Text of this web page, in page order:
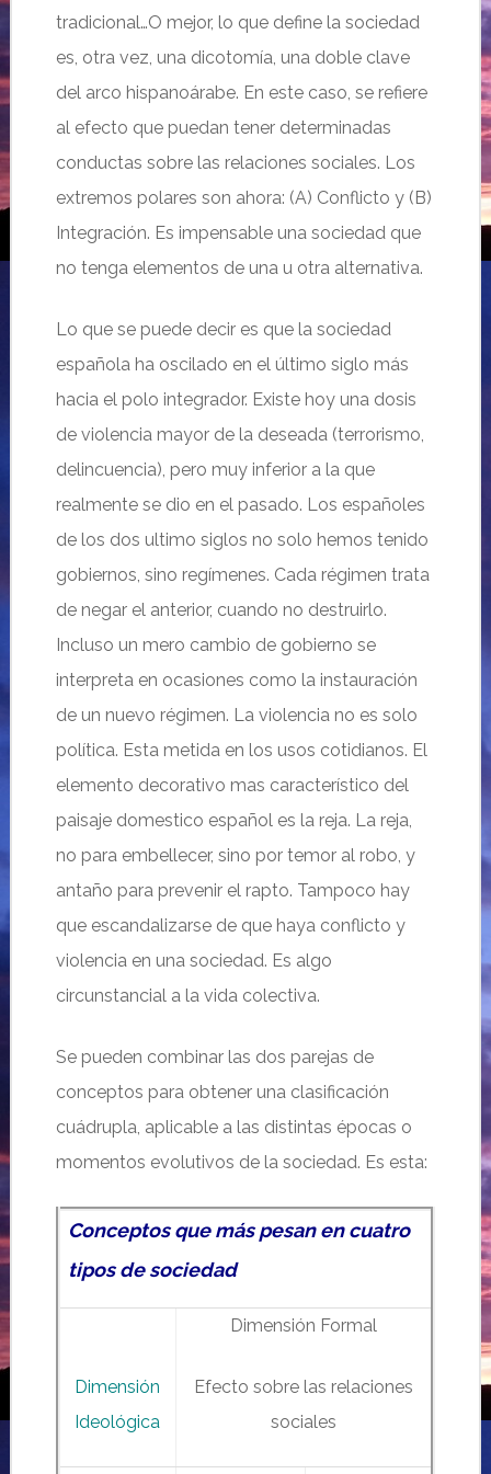
tradicional…O mejor, lo que define la sociedad
es, otra vez, una dicotomía, una doble clave
del arco hispanoárabe. En este caso, se refiere
al efecto que puedan tener determinadas
conductas sobre las relaciones sociales. Los
extremos polares son ahora: (A) Conflicto y (B)
Integración. Es impensable una sociedad que
no tenga elementos de una u otra alternativa.
Lo que se puede decir es que la sociedad
española ha oscilado en el último siglo más
hacia el polo integrador. Existe hoy una dosis
de violencia mayor de la deseada (terrorismo,
delincuencia), pero muy inferior a la que
realmente se dio en el pasado. Los españoles
de los dos ultimo siglos no solo hemos tenido
gobiernos, sino regímenes. Cada régimen trata
de negar el anterior, cuando no destruirlo.
Incluso un mero cambio de gobierno se
interpreta en ocasiones como la instauración
de un nuevo régimen. La violencia no es solo
política. Esta metida en los usos cotidianos. El
elemento decorativo mas característico del
paisaje domestico español es la reja. La reja,
no para embellecer, sino por temor al robo, y
antaño para prevenir el rapto. Tampoco hay
que escandalizarse de que haya conflicto y
violencia en una sociedad. Es algo
circunstancial a la vida colectiva.
Se pueden combinar las dos parejas de
conceptos para obtener una clasificación
cuádrupla, aplicable a las distintas épocas o
momentos evolutivos de la sociedad. Es esta:
Conceptos que más pesan en cuatro
tipos de sociedad
Dimensión
Ideológica
Dimensión Formal
Efecto sobre las relaciones
sociales